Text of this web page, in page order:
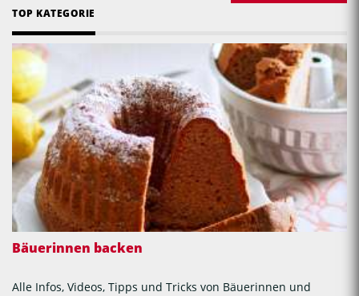
TOP KATEGORIE
Bäuerinnen backen
Alle Infos, Videos, Tipps und Tricks von Bäuerinnen und